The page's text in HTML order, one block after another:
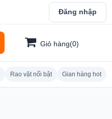
Đăng nhập
Giỏ hàng(0)
Rao vặt nổi bật Gian hàng hot